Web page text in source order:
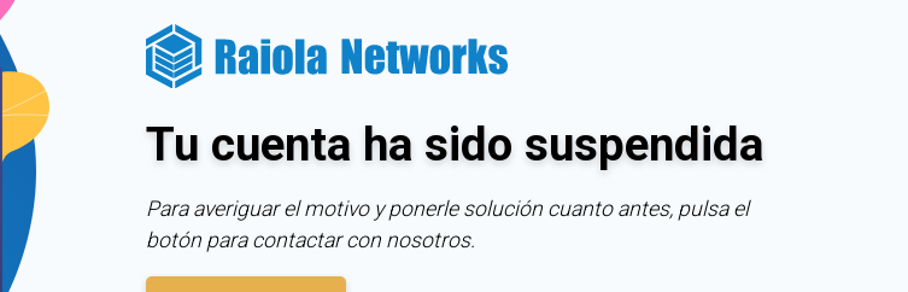
Tu cuenta ha sido suspendida
Para averiguar el motivo y ponerle solución cuanto antes, pulsa el
botón para contactar con nosotros.